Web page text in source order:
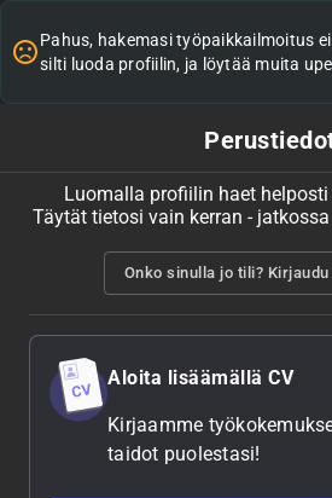
Pahus, hakemasi työpaikkailmoitus
silti luoda profiilin, ja löytää muita
Luomalla profiilin haet
Täytät tietosi vain kerran -
Onko sinulla jo tili?
Aloita lisäämällä CV
Kirjaamme
taidot puolestasi!